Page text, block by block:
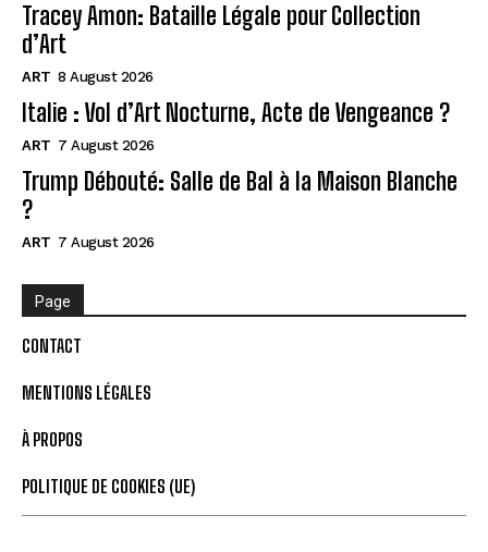
Tracey Amon: Bataille Légale pour Collection
d’Art
ART 8 August 2026
Italie : Vol d’Art Nocturne, Acte de Vengeance ?
ART 7 August 2026
Trump Débouté: Salle de Bal à la Maison Blanche
?
ART 7 August 2026
Page
CONTACT
MENTIONS LÉGALES
À PROPOS
POLITIQUE DE COOKIES (UE)